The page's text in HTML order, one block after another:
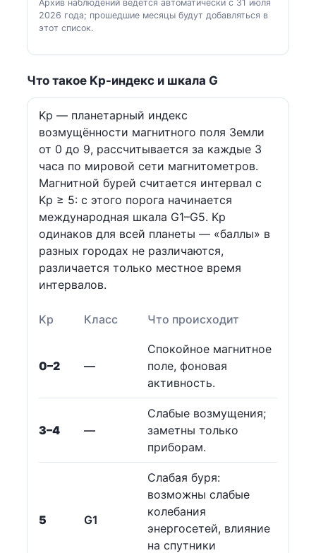
Архив наблюдений ведётся автоматически с 31 июля
2026 года; прошедшие месяцы будут добавляться в
этот список.
Что такое Kp-индекс и шкала G
Kp — планетарный индекс
возмущённости магнитного поля Земли
от 0 до 9, рассчитывается за каждые 3
часа по мировой сети магнитометров.
Магнитной бурей считается интервал с
Kp ≥ 5: с этого порога начинается
международная шкала G1–G5. Kp
одинаков для всей планеты — «баллы» в
разных городах не различаются,
различается только местное время
интервалов.
Kp Класс Что происходит
0–2 —
Спокойное магнитное
поле, фоновая
активность.
3–4 —
Слабые возмущения;
заметны только
приборам.
5 G1
Слабая буря:
возможны слабые
колебания
энергосетей, влияние
на спутники